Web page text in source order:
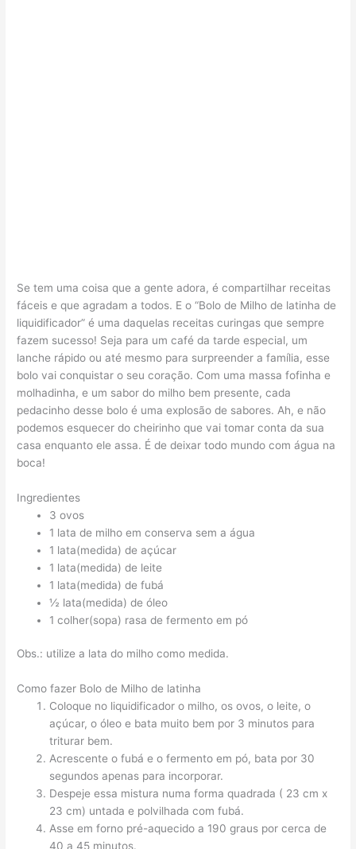
Se tem uma coisa que a gente adora, é compartilhar receitas
fáceis e que agradam a todos. E o “Bolo de Milho de latinha de
liquidificador” é uma daquelas receitas curingas que sempre
fazem sucesso! Seja para um café da tarde especial, um
lanche rápido ou até mesmo para surpreender a família, esse
bolo vai conquistar o seu coração. Com uma massa fofinha e
molhadinha, e um sabor do milho bem presente, cada
pedacinho desse bolo é uma explosão de sabores. Ah, e não
podemos esquecer do cheirinho que vai tomar conta da sua
casa enquanto ele assa. É de deixar todo mundo com água na
boca!
Ingredientes
3 ovos
1 lata de milho em conserva sem a água
1 lata(medida) de açúcar
1 lata(medida) de leite
1 lata(medida) de fubá
½ lata(medida) de óleo
1 colher(sopa) rasa de fermento em pó
Obs.: utilize a lata do milho como medida.
Como fazer Bolo de Milho de latinha
Coloque no liquidificador o milho, os ovos, o leite, o
açúcar, o óleo e bata muito bem por 3 minutos para
triturar bem.
Acrescente o fubá e o fermento em pó, bata por 30
segundos apenas para incorporar.
Despeje essa mistura numa forma quadrada ( 23 cm x
23 cm) untada e polvilhada com fubá.
Asse em forno pré-aquecido a 190 graus por cerca de
40 a 45 minutos.